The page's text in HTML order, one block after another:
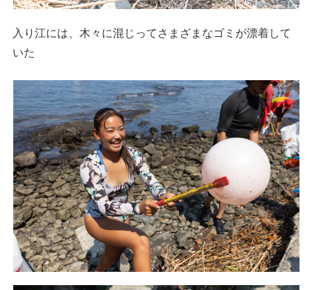
入り江には、木々に混じってさまざまなゴミが漂着して
いた